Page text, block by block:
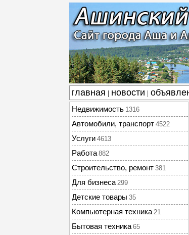
главная новости
Недвижимость 1316
Автомобили, транспорт 4522
Услуги 4613
Работа 882
Строительство, ремонт 381
Для бизнеса 299
Детские товары 35
Компьютерная техника 21
Бытовая техника 65